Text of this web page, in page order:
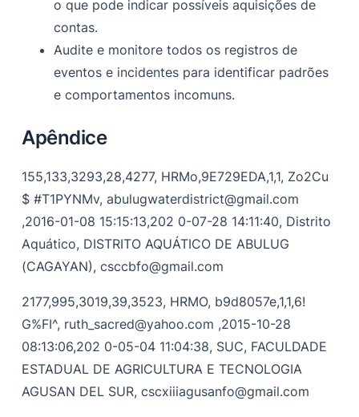
o que pode indicar possíveis aquisições de
contas.
Audite e monitore todos os registros de
eventos e incidentes para identificar padrões
e comportamentos incomuns.
Apêndice
155,133,3293,28,4277, HRMo,9E729EDA,1,1, Zo2Cu
$ #T1PYNMv,abulugwaterdistrict@gmail.com
,2016-01-08 15:15:13,202 0-07-28 14:11:40, Distrito
Aquático, DISTRITO AQUÁTICO DE ABULUG
(CAGAYAN),csccbfo@gmail.com
2177,995,3019,39,3523, HRMO, b9d8057e,1,1,6!
G%FI^, ruth_sacred@yahoo.com ,2015-10-28
08:13:06,202 0-05-04 11:04:38, SUC, FACULDADE
ESTADUAL DE AGRICULTURA E TECNOLOGIA
AGUSAN DEL SUR,cscxiiiagusanfo@gmail.com